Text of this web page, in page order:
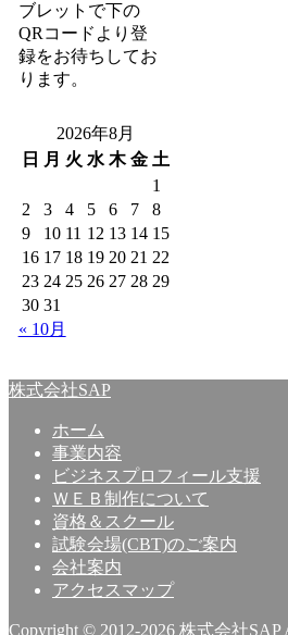
ブレットで下の
QRコードより登
録をお待ちしてお
ります。
2026年8月
日
月 火 水 木 金 土
1
2
3 4 5 6 7
8
9
10 11 12 13 14 15
16 17 18 19 20 21 22
23 24 25 26 27 28 29
30 31
« 10月
株式会社SAP
ホーム
事業内容
ビジネスプロフィール支援
ＷＥＢ制作について
資格＆スクール
試験会場(CBT)のご案内
会社案内
アクセスマップ
Copyright © 2012-2026 株式会社SAP